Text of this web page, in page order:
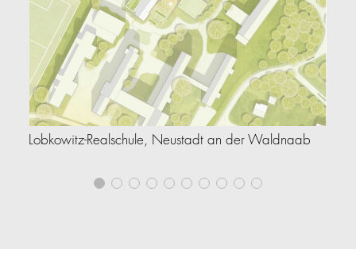
Lobkowitz-Realschule, Neustadt an der Waldnaab